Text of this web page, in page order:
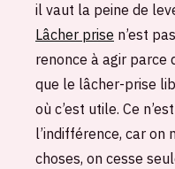
il vaut la peine de
Lâcher prise n’est
renonce à agir parce
que le lâcher-prise
où c’est utile. Ce
l’indifférence, car on
choses, on cesse